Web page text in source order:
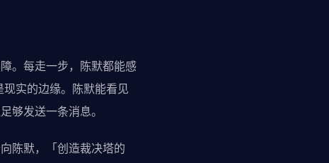
。每走一步，陈默都能感
实的边缘。陈默能看见
够发送一条消息。
陈默，「创造裁决塔的